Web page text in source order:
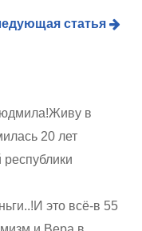
статья
в
20 лет
это всё-в 55